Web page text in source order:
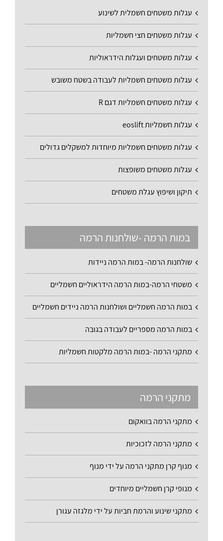
עגלות משטחים חשמלית לשינוע
עגלות משטחים חצי חשמליות
עגלות משטחים ועגלות הידראוליות
עגלות משטחים חשמליות לעבודה בשטח משובש
עגלות משטחים חשמליות דגם R
עגלות חשמליות eoslift
עגלות משטחים חשמליות מיוחדות למשקלים גדולים
עגלות משטחים משופצות
תיקון ושיפוץ עגלת משטחים
במות הרמה -שולחנות הרמה
שולחנות הרמה- במות הרמה ניידות
משטחי הרמה-במות הרמה הידראוליים חשמליים
במות הרמה חשמליים ושולחנות הרמה ניידים חשמליים
במות הרמה מספריים לעבודה בגובה
מתקני הרמה -במות הרמה מלקטות חשמליות
מתקני הרמה
מתקני הרמה בוואקום
מתקני הרמה לזכוכיות
מנוף קרן מתקני הרמה על ידי מנוף
מנופי קרן חשמליים מיוחדים
מתקני שינוע והרמת חביות על ידי מלגזה עגורן